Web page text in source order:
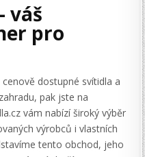
váš
pro
dostupné svítidla a
pak jste na
vám nabízí široký výběr
výrobců i vlastních
tento obchod, jeho